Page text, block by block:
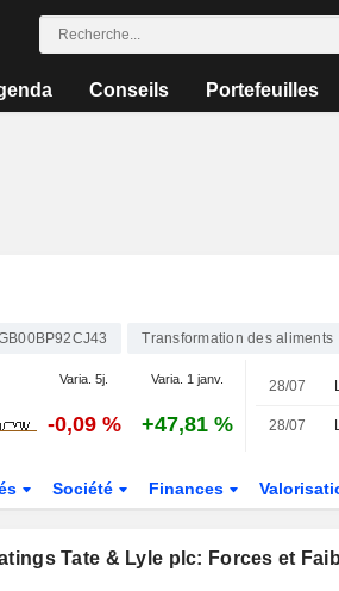
Conseils Portefeuilles
Transformation des aliments
Varia. 5j. Varia. 1 janv.
-0,09 % +47,81 %
28/07
28/07
Société Finances
Tate & Lyle plc: Forces et